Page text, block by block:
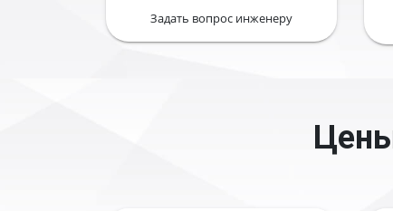
Задать вопрос инженеру